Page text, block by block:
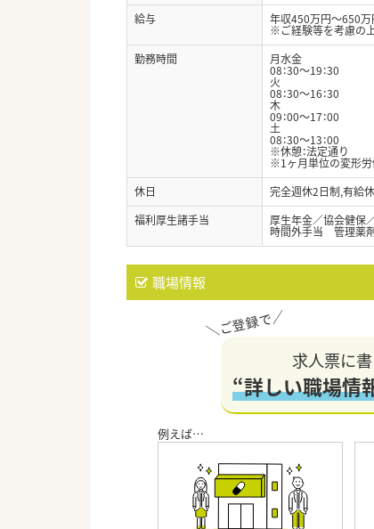
給与
年収450万円～650万
※ご経験等を考慮の
勤務時間
月水金
08：30～19：30
火
08：30～16：30
木
09：00～17：00
土
08：30～13：00
※休憩：法定通り
※1ヶ月単位の変形
休日
完全週休2日制,有給
福利厚生諸手当
厚生年金／協会健保
時間外手当 管理薬
職場情報
求人票に
“詳しい職場情